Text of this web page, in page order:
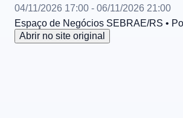
04/11/2026 17:00 - 06/11/2026 21:00
Espaço de Negócios SEBRAE/RS •
Abrir no site original